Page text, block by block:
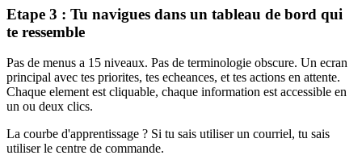
Etape 3 : Tu navigues dans un tableau de bord qui
te ressemble
Pas de menus a 15 niveaux. Pas de terminologie obscure. Un ecran
principal avec tes priorites, tes echeances, et tes actions en attente.
Chaque element est cliquable, chaque information est accessible en
un ou deux clics.
La courbe d'apprentissage ? Si tu sais utiliser un courriel, tu sais
utiliser le centre de commande.